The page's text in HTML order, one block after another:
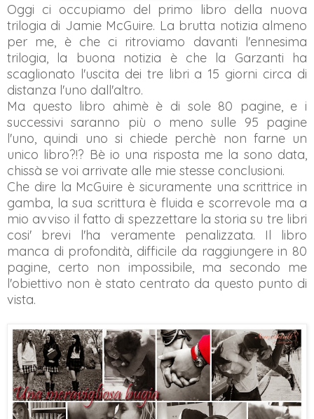
Oggi ci occupiamo del primo libro della nuova
trilogia di Jamie McGuire. La brutta notizia almeno
per me, è che ci ritroviamo davanti l'ennesima
trilogia, la buona notizia è che la Garzanti ha
scaglionato l'uscita dei tre libri a 15 giorni circa di
distanza l'uno dall'altro.
Ma questo libro ahimè è di sole 80 pagine, e i
successivi saranno più o meno sulle 95 pagine
l'uno, quindi uno si chiede perchè non farne un
unico libro?!? Bè io una risposta me la sono data,
chissà se voi arrivate alle mie stesse conclusioni.
Che dire la McGuire è sicuramente una scrittrice in
gamba, la sua scrittura è fluida e scorrevole ma a
mio avviso il fatto di spezzettare la storia su tre libri
cosi' brevi l'ha veramente penalizzata. Il libro
manca di profondità, difficile da raggiungere in 80
pagine, certo non impossibile, ma secondo me
l'obiettivo non è stato centrato da questo punto di
vista.